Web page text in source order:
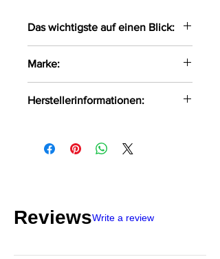
Das wichtigste auf einen Blick:
gefertigt aus feinmaschigem
Netzmaterial
Im Schritt offen
Material:
80%Polyamid,
Marke:
Herstellerinformationen:
Siemońska 11 Będzin, Polen, 42-
ReviewsWrite a review